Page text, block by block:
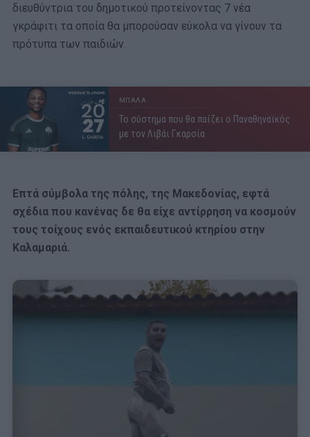
διευθύντρια του δημοτικού προτείνοντας 7 νέα
γκράφιτι τα οποία θα μπορούσαν εύκολα να γίνουν τα
πρότυπα των παιδιών.
ΜΠΑΛΑ
Το σύστημα που θα παίζει ο Παναθηναϊκός
με τον Λιβάι Γκαρσία
Επτά σύμβολα της πόλης, της Μακεδονίας, εφτά
σχέδια που κανένας δε θα είχε αντίρρηση να κοσμούν
τους τοίχους ενός εκπαιδευτικού κτηρίου στην
Καλαμαριά.